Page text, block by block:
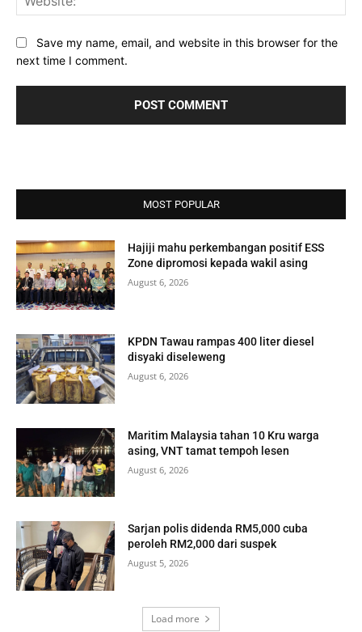
Save my name, email, and website in this browser for the
next time I comment.
MOST POPULAR
Hajiji mahu perkembangan positif ESS
Zone dipromosi kepada wakil asing
August 6, 2026
KPDN Tawau rampas 400 liter diesel
disyaki diseleweng
August 6, 2026
Maritim Malaysia tahan 10 Kru warga
asing, VNT tamat tempoh lesen
August 6, 2026
Sarjan polis didenda RM5,000 cuba
peroleh RM2,000 dari suspek
August 5, 2026
Load more